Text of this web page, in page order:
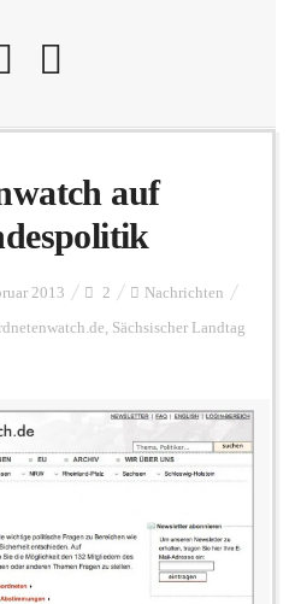
Beiträge
auf
2013 2 Nachrichten
, Sächsischer Landtag